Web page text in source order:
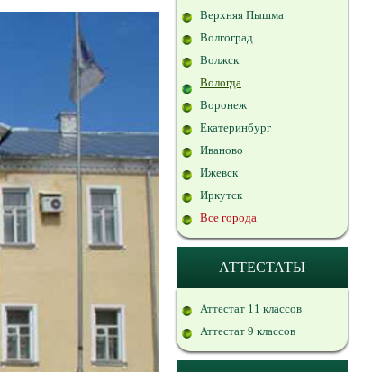
Верхняя Пышма
Волгоград
Волжск
Вологда
Воронеж
Екатеринбург
Иваново
Ижевск
Иркутск
Все города
АТТЕСТАТЫ
Аттестат 11 классов
Аттестат 9 классов